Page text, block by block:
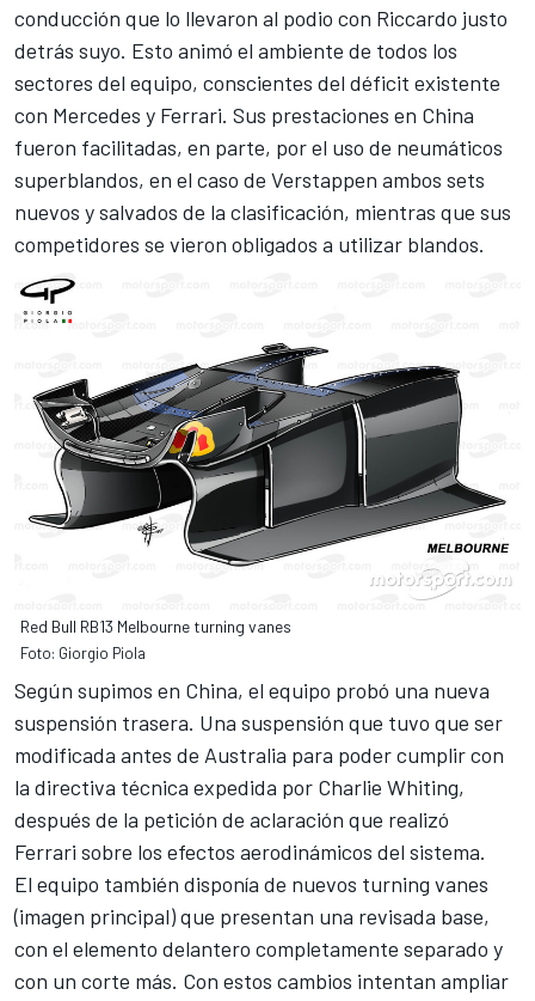
conducción que lo llevaron al podio con Riccardo justo
detrás suyo. Esto animó el ambiente de todos los
sectores del equipo, conscientes del déficit existente
con Mercedes y Ferrari. Sus prestaciones en China
fueron facilitadas, en parte, por el uso de neumáticos
superblandos, en el caso de Verstappen ambos sets
nuevos y salvados de la clasificación, mientras que sus
competidores se vieron obligados a utilizar blandos.
Red Bull RB13 Melbourne turning vanes
Foto: Giorgio Piola
Según supimos en China, el equipo probó una nueva
suspensión trasera. Una suspensión que tuvo que ser
modificada antes de Australia para poder cumplir con
la directiva técnica expedida por Charlie Whiting,
después de la petición de aclaración que realizó
Ferrari sobre los efectos aerodinámicos del sistema.
El equipo también disponía de nuevos turning vanes
(imagen principal) que presentan una revisada base,
con el elemento delantero completamente separado y
con un corte más. Con estos cambios intentan ampliar